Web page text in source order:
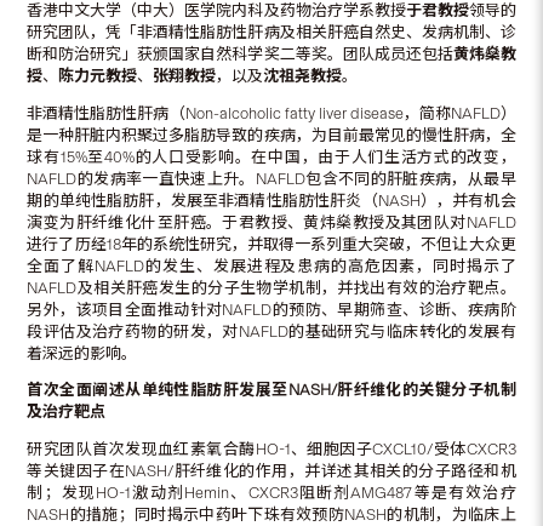
香港中文大学（中大）医学院内科及药物治疗学系教授于君教授领导的
研究团队，凭「非酒精性脂肪性肝病及相关肝癌自然史、发病机制、诊
断和防治研究」获颁国家自然科学奖二等奖。团队成员还包括黄炜燊教
授、 陈力元教授、 张翔教授，以及沈祖尧教授。
非酒精性脂肪性肝病（Non-alcoholic fatty liver disease，简称NAFLD）
是一种肝脏内积聚过多脂肪导致的疾病，为目前最常见的慢性肝病，全
球有15%至40%的人口受影响。在中国，由于人们生活方式的改变，
NAFLD的发病率一直快速上升。NAFLD包含不同的肝脏疾病，从最早
期的单纯性脂肪肝，发展至非酒精性脂肪性肝炎（NASH），并有机会
演变为肝纤维化什至肝癌。于君教授、黄炜燊教授及其团队对NAFLD
进行了历经18年的系统性研究，并取得一系列重大突破，不但让大众更
全面了解NAFLD的发生、发展进程及患病的高危因素，同时揭示了
NAFLD及相关肝癌发生的分子生物学机制，并找出有效的治疗靶点。
另外，该项目全面推动针对NAFLD的预防、早期筛查、诊断、疾病阶
段评估及治疗药物的研发，对NAFLD的基础研究与临床转化的发展有
着深远的影响。
首次全面阐述从单纯性脂肪肝发展至NASH/肝纤维化的关键分子机制
及治疗靶点
研究团队首次发现血红素氧合酶HO-1、细胞因子CXCL10/受体CXCR3
等关键因子在NASH/肝纤维化的作用，并详述其相关的分子路径和机
制；发现HO-1激动剂Hemin、CXCR3阻断剂AMG487等是有效治疗
NASH的措施；同时揭示中药叶下珠有效预防NASH的机制，为临床上